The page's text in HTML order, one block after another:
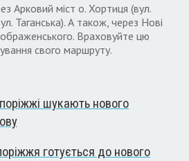
Арковий міст о. Хортиця (вул.
Таганська). А також, через Нові
Враховуйте цю
свого маршруту.
шукають нового
готується до нового